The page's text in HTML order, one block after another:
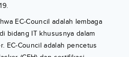
EC-Council adalah lembaga
bidang IT khususnya dalam
EC-Council adalah pencetus